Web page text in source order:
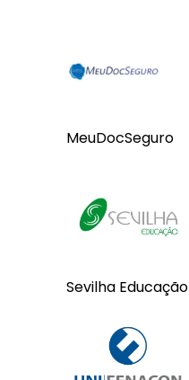
MeuDocSeguro
Sevilha Educação